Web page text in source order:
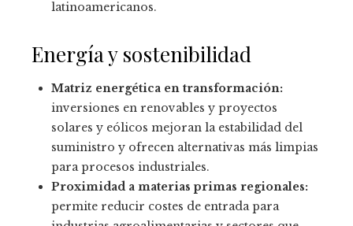
latinoamericanos.
Energía y sostenibilidad
Matriz energética en transformación:
inversiones en renovables y proyectos
solares y eólicos mejoran la estabilidad del
suministro y ofrecen alternativas más limpias
para procesos industriales.
Proximidad a materias primas regionales:
permite reducir costes de entrada para